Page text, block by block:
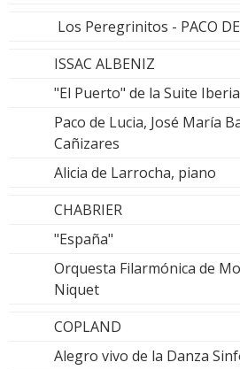
Los Peregrinitos - PACO
ISSAC ALBENIZ
"El Puerto" de la Suite Iberia
Paco de Lucia, José María
Cañizares
Alicia de Larrocha, piano
CHABRIER
"España"
Orquesta Filarmónica de
Niquet
COPLAND
Alegro vivo de la Danza